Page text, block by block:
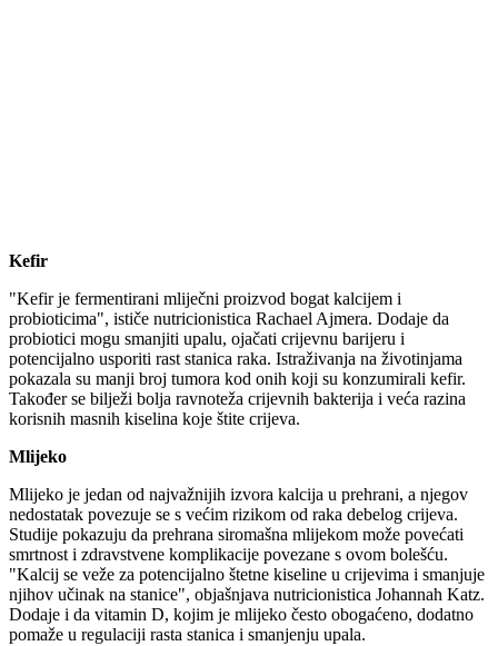
Kefir
"Kefir je fermentirani mliječni proizvod bogat kalcijem i
probioticima", ističe nutricionistica Rachael Ajmera. Dodaje da
probiotici mogu smanjiti upalu, ojačati crijevnu barijeru i
potencijalno usporiti rast stanica raka. Istraživanja na životinjama
pokazala su manji broj tumora kod onih koji su konzumirali kefir.
Također se bilježi bolja ravnoteža crijevnih bakterija i veća razina
korisnih masnih kiselina koje štite crijeva.
Mlijeko
Mlijeko je jedan od najvažnijih izvora kalcija u prehrani, a njegov
nedostatak povezuje se s većim rizikom od raka debelog crijeva.
Studije pokazuju da prehrana siromašna mlijekom može povećati
smrtnost i zdravstvene komplikacije povezane s ovom bolešću.
"Kalcij se veže za potencijalno štetne kiseline u crijevima i smanjuje
njihov učinak na stanice", objašnjava nutricionistica Johannah Katz.
Dodaje i da vitamin D, kojim je mlijeko često obogaćeno, dodatno
pomaže u regulaciji rasta stanica i smanjenju upala.